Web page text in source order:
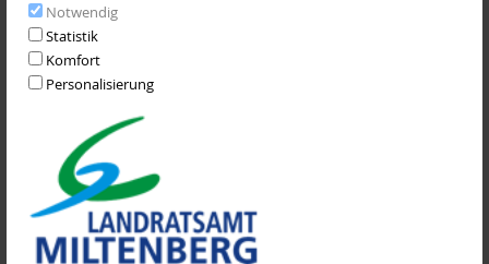
Notwendig
Statistik
Komfort
Personalisierung